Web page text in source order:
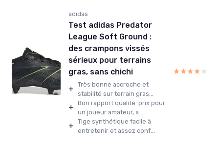
adidas
Test adidas Predator
League Soft Ground :
des crampons vissés
sérieux pour terrains
gras, sans chichi
+ Très bonne accroche et
stabilité sur terrain gras...
+ Bon rapport qualité-prix pour
un joueur amateur, a...
+ Tige synthétique facile à
entretenir et assez conf...
★★★★★
★★★★★